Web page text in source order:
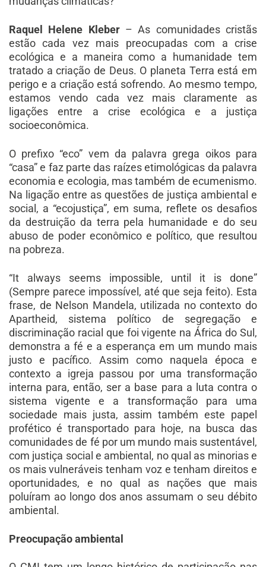
Raquel Helene Kleber– As comunidades cristãs
estão cada vez mais preocupadas com a crise
ecológica e a maneira como a humanidade tem
tratado a criação de Deus. O planeta Terra está em
perigo e a criação está sofrendo. Ao mesmo tempo,
estamos vendo cada vez mais claramente as
ligações entre a crise ecológica e a justiça
socioeconômica.
O prefixo “eco” vem da palavra grega oikos para
“casa” e faz parte das raízes etimológicas da palavra
economia e ecologia, mas também de ecumenismo.
Na ligação entre as questões de justiça ambiental e
social, a “ecojustiça”, em suma, reflete os desafios
da destruição da terra pela humanidade e do seu
abuso de poder econômico e político, que resultou
na pobreza.
“It always seems impossible, until it is done”
(Sempre parece impossível, até que seja feito). Esta
frase, de Nelson Mandela, utilizada no contexto do
Apartheid, sistema político de segregação e
discriminação racial que foi vigente na África do Sul,
demonstra a fé e a esperança em um mundo mais
justo e pacífico. Assim como naquela época e
contexto a igreja passou por uma transformação
interna para, então, ser a base para a luta contra o
sistema vigente e a transformação para uma
sociedade mais justa, assim também este papel
profético é transportado para hoje, na busca das
comunidades de fé por um mundo mais sustentável,
com justiça social e ambiental, no qual as minorias e
os mais vulneráveis tenham voz e tenham direitos e
oportunidades, e no qual as nações que mais
poluíram ao longo dos anos assumam o seu débito
ambiental.
Preocupação ambiental